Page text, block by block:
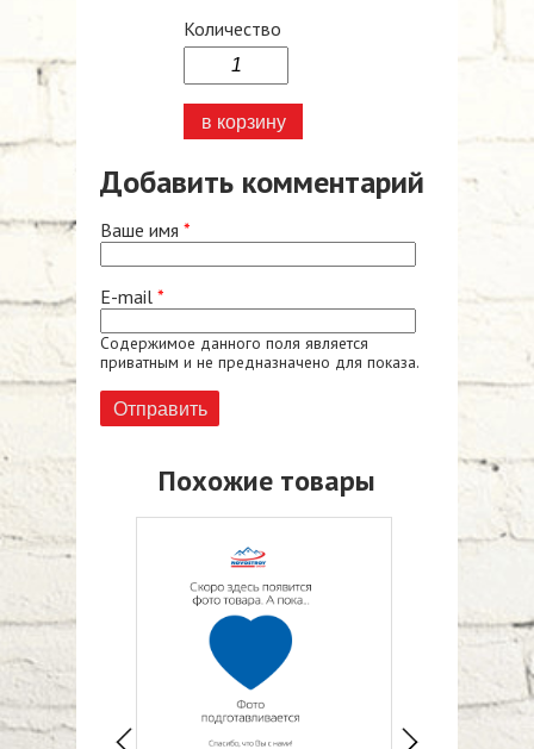
Количество
Добавить комментарий
Ваше имя *
E-mail *
Содержимое данного поля является
приватным и не предназначено для показа.
Похожие товары